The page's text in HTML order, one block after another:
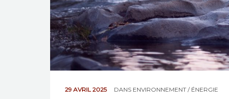
29 AVRIL 2025 DANS ENVIRONNEMENT / ÉNERGIE